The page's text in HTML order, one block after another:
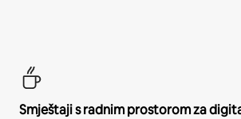
Smještaji s radnim prostorom za